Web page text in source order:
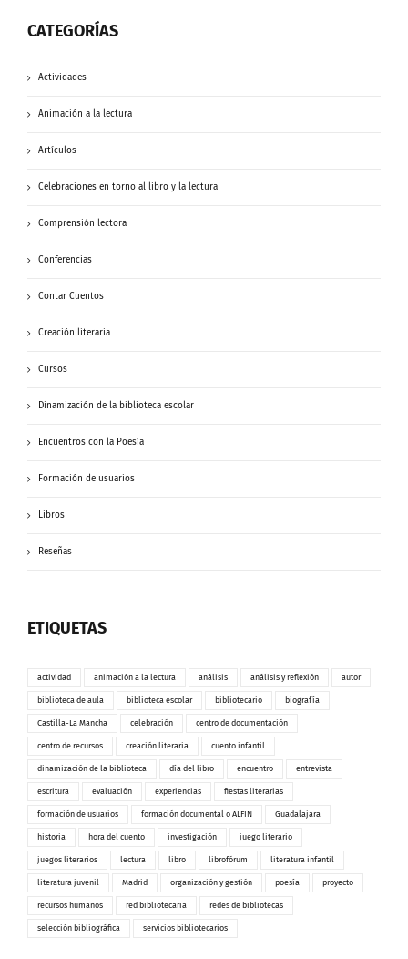
CATEGORÍAS
Actividades
Animación a la lectura
Artículos
Celebraciones en torno al libro y la lectura
Comprensión lectora
Conferencias
Contar Cuentos
Creación literaria
Cursos
Dinamización de la biblioteca escolar
Encuentros con la Poesía
Formación de usuarios
Libros
Reseñas
ETIQUETAS
actividad animación a la lectura análisis análisis y reflexión autor
biblioteca de aula biblioteca escolar bibliotecario biografía
Castilla-La Mancha celebración centro de documentación
centro de recursos creación literaria cuento infantil
dinamización de la biblioteca día del libro encuentro entrevista
escritura evaluación experiencias fiestas literarias
formación de usuarios formación documental o ALFIN Guadalajara
historia hora del cuento investigación juego literario
juegos literarios lectura libro librofórum literatura infantil
literatura juvenil Madrid organización y gestión poesía proyecto
recursos humanos red bibliotecaria redes de bibliotecas
selección bibliográfica servicios bibliotecarios